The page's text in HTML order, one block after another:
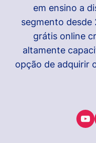
em ensino a
segmento desde
grátis online
altamente
opção de adquirir